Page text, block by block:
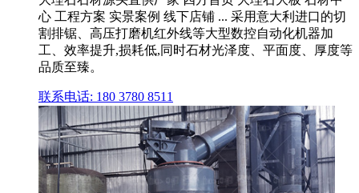
心 工程方案 实景案例 线下店铺 ... 采用意大利进口的切
割排锯、高压打磨机红外线等大型数控自动化机器加
工、效率提升,损耗低,同时石材光泽度、平面度、厚度等
品质至臻。
联系电话: 180 3780 8511